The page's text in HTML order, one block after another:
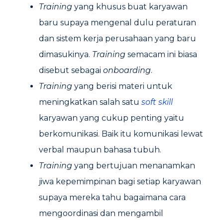
Training yang khusus buat karyawan
baru supaya mengenal dulu peraturan
dan sistem kerja perusahaan yang baru
dimasukinya. Training semacam ini biasa
disebut sebagai onboarding.
Training yang berisi materi untuk
meningkatkan salah satu soft skill
karyawan yang cukup penting yaitu
berkomunikasi. Baik itu komunikasi lewat
verbal maupun bahasa tubuh.
Training yang bertujuan menanamkan
jiwa kepemimpinan bagi setiap karyawan
supaya mereka tahu bagaimana cara
mengoordinasi dan mengambil